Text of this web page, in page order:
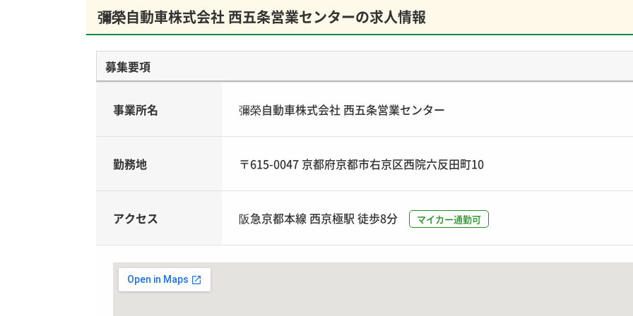
彌榮自動車株式会社 西五条営業センターの求人情報
募集要項
事業所名 彌榮自動車株式会社 西五条営業センター
勤務地 〒615-0047 京都府京都市右京区西院六反田町10
アクセス 阪急京都本線 西京極駅 徒歩8分 マイカー通勤可